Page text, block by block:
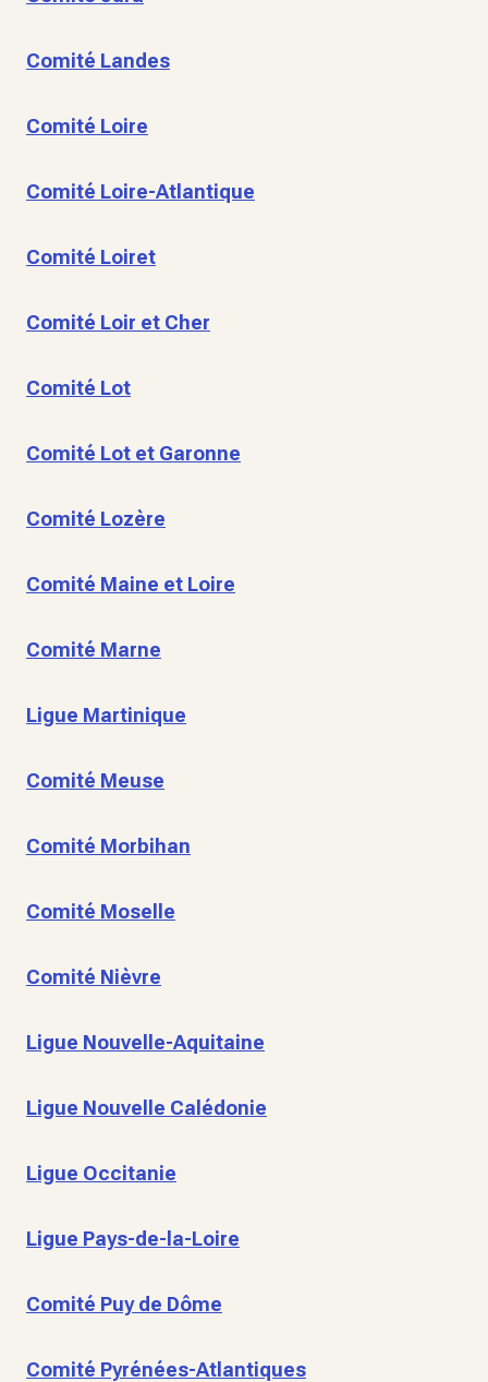
Comité Landes
Comité Loire
Comité Loire-Atlantique
Comité Loiret
Comité Loir et Cher
Comité Lot
Comité Lot et Garonne
Comité Lozère
Comité Maine et Loire
Comité Marne
Ligue Martinique
Comité Meuse
Comité Morbihan
Comité Moselle
Comité Nièvre
Ligue Nouvelle-Aquitaine
Ligue Nouvelle Calédonie
Ligue Occitanie
Ligue Pays-de-la-Loire
Comité Puy de Dôme
Comité Pyrénées-Atlantiques